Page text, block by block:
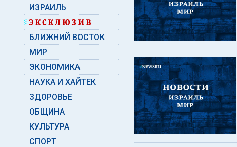
ИЗРАИЛЬ
БЛИЖНИЙ ВОСТОК
МИР
ЭКОНОМИКА
НАУКА И ХАЙТЕК
ЗДОРОВЬЕ
ОБЩИНА
КУЛЬТУРА
СПОРТ